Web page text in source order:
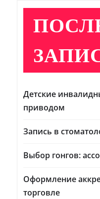
Детские
приводом
Запись в
Выбор гонгов:
Оформление
торговле